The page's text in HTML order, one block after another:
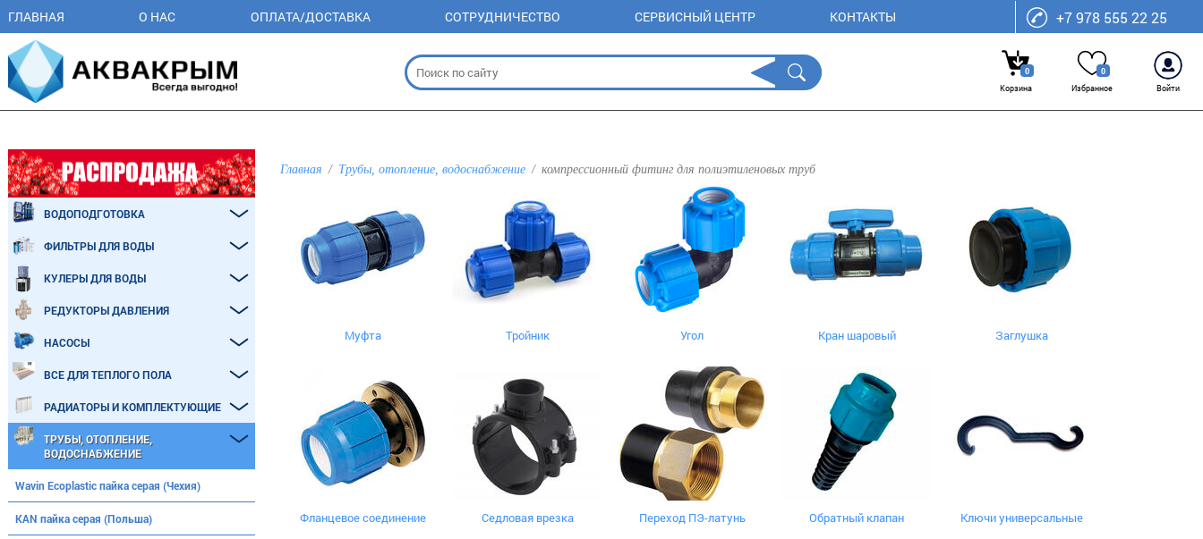
ГЛАВНАЯ О НАС ОПЛАТА/ДОСТАВКА СОТРУДНИЧЕСТВО СЕРВИСНЫЙ ЦЕНТР КОНТАКТЫ +7 978 555 22 25
0
Корзина
0
Избранное
Войти
Главная Трубы, отопление, водоснабжение компрессионный фитинг для полиэтиленовых труб
Муфта Тройник Угол Кран шаровый Заглушка
Фланцевое соединение Седловая врезка Переход ПЭ-латунь Обратный клапан Ключи универсальные
ВОДОПОДГОТОВКА
ФИЛЬТРЫ ДЛЯ ВОДЫ
КУЛЕРЫ ДЛЯ ВОДЫ
РЕДУКТОРЫ ДАВЛЕНИЯ
НАСОСЫ
ВСЕ ДЛЯ ТЕПЛОГО ПОЛА
РАДИАТОРЫ И КОМПЛЕКТУЮЩИЕ
ТРУБЫ, ОТОПЛЕНИЕ,
ВОДОСНАБЖЕНИЕ
Wavin Ecoplastic пайка серая (Чехия)
KAN пайка серая (Польша)